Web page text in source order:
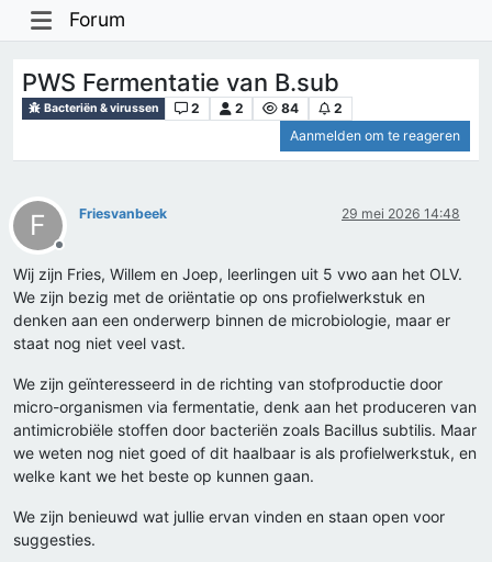
Forum
PWS Fermentatie van B.sub
Bacteriën & virussen 2 2 84
2
Aanmelden om te reageren
F
Offline
Friesvanbeek 29 mei 2026 14:48
Wij zijn Fries, Willem en Joep, leerlingen uit 5 vwo aan het OLV.
We zijn bezig met de oriëntatie op ons profielwerkstuk en
denken aan een onderwerp binnen de microbiologie, maar er
staat nog niet veel vast.
We zijn geïnteresseerd in de richting van stofproductie door
micro-organismen via fermentatie, denk aan het produceren van
antimicrobiële stoffen door bacteriën zoals Bacillus subtilis. Maar
we weten nog niet goed of dit haalbaar is als profielwerkstuk, en
welke kant we het beste op kunnen gaan.
We zijn benieuwd wat jullie ervan vinden en staan open voor
suggesties.